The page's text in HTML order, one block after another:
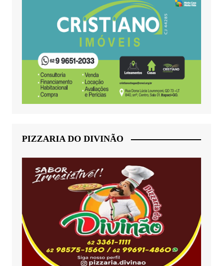
PIZZARIA DO DIVINÃO